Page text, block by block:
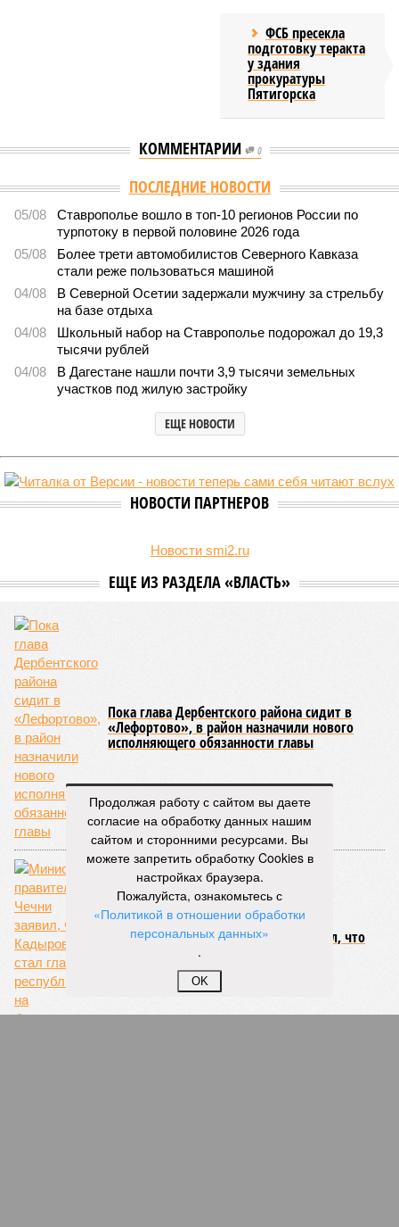
ФСБ пресекла
подготовку теракта
у здания
прокуратуры
Пятигорска
КОММЕНТАРИИ 0
ПОСЛЕДНИЕ НОВОСТИ
05/08
Ставрополье вошло в топ-10 регионов России по
турпотоку в первой половине 2026 года
05/08
Более трети автомобилистов Северного Кавказа
стали реже пользоваться машиной
04/08
В Северной Осетии задержали мужчину за стрельбу
на базе отдыха
04/08
Школьный набор на Ставрополье подорожал до 19,3
тысячи рублей
04/08
В Дагестане нашли почти 3,9 тысячи земельных
участков под жилую застройку
ЕЩЕ НОВОСТИ
НОВОСТИ ПАРТНЕРОВ
Новости smi2.ru
ЕЩЕ ИЗ РАЗДЕЛА «ВЛАСТЬ»
Пока глава Дербентского района сидит в
«Лефортово», в район назначили нового
исполняющего обязанности главы
Министр правительства Чечни заявил, что
Кадыров стал главой республики на
безальтернативных выборах
Продолжая работу с сайтом вы даете
согласие на обработку данных нашим
сайтом и сторонними ресурсами. Вы
можете запретить обработку Cookies в
настройках браузера.
Пожалуйста, ознакомьтесь с
«Политикой в отношении обработки
персональных данных»
.
OK